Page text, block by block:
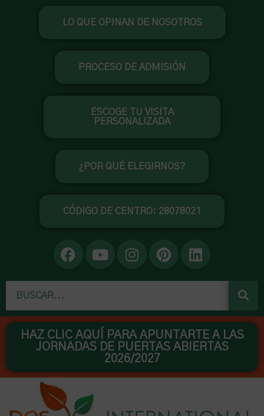
LO QUE OPINAN DE NOSOTROS
PROCESO DE ADMISIÓN
ESCOGE TU VISITA
PERSONALIZADA
¿POR QUÉ ELEGIRNOS?
CÓDIGO DE CENTRO: 28078021
F
a
o
o
k
Y
o
b
e
I
n
g
r
a
m
P
i
r
e
s
L
i
d
i
n
Buscar
HAZ CLIC AQUÍ PARA APUNTARTE A LAS
JORNADAS DE PUERTAS ABIERTAS
2026/2027